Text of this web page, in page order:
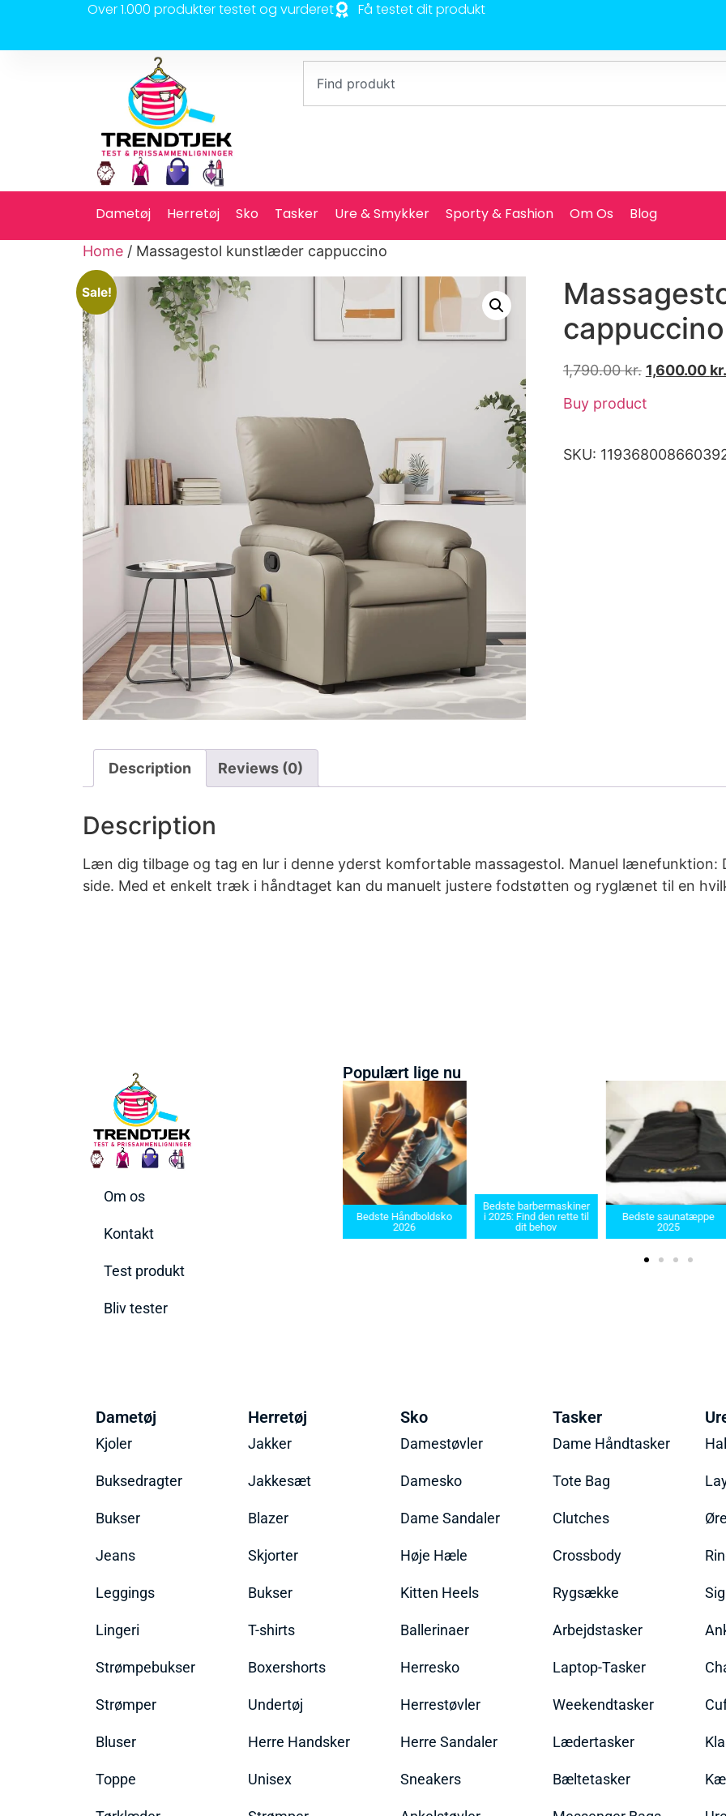
Over 1.000 produkter testet og vurderet Få testet dit produkt
Dametøj Herretøj Sko Tasker Ure & Smykker Sporty & Fashion Om Os Blog
Home / Massagestol kunstlæder cappuccino
Sale!
cappuccino
1,790.00kr. 1,600.00 kr.
Buy product
SKU:
Description Reviews (0)
Description
Læn dig tilbage og tag en lur i denne yderst komfortable massagestol. Manuel
side. Med et enkelt træk i håndtaget kan du manuelt justere fodstøtten og ryglænet til en
Om os
Kontakt
Test produkt
Bliv tester
Populært lige nu
2025
Bedste Håndboldsko
2026
Bedste barbermaskiner
i 2025: Find den rette til
dit behov
Bedste saunatæppe
2025
Dametøj
Kjoler
Buksedragter
Bukser
Jeans
Leggings
Lingeri
Strømpebukser
Strømper
Bluser
Toppe
Herretøj
Jakker
Jakkesæt
Blazer
Skjorter
Bukser
T-shirts
Boxershorts
Undertøj
Herre Handsker
Unisex
Sko
Damestøvler
Damesko
Dame Sandaler
Høje Hæle
Kitten Heels
Ballerinaer
Herresko
Herrestøvler
Herre Sandaler
Sneakers
Tasker
Dame Håndtasker
Tote Bag
Clutches
Crossbody
Rygsække
Arbejdstasker
Laptop-Tasker
Weekendtasker
Lædertasker
Bæltetasker